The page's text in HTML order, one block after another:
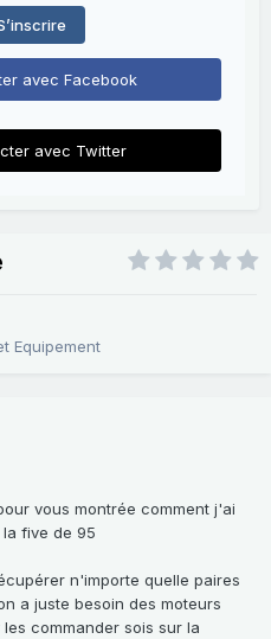
avec Facebook
avec Twitter
Equipement
vous montrée comment j'ai
five de 95
n'importe quelle paires
a juste besoin des moteurs
commander sois sur la